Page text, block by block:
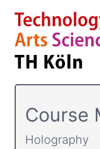
Course­
Holography